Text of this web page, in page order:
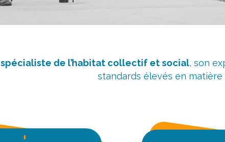
spécialiste de l’habitat collectif et social, son
standards élevés en